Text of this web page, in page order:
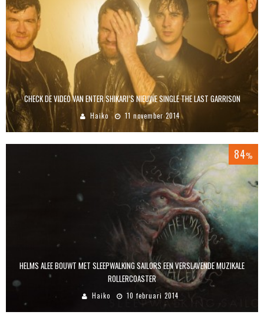
CHECK DE VIDEO VAN ENTER SHIKARI’S NIEUWE SINGLE THE LAST GARRISON
Haiko 11 november 2014
84%
HELMS ALEE BOUWT MET SLEEPWALKING SAILORS EEN VERSLAVENDE MUZIKALE
ROLLERCOASTER
Haiko 10 februari 2014